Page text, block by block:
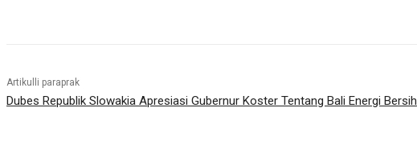
Artikulli paraprak
Dubes Republik Slowakia Apresiasi Gubernur Koster Tentang Bali Energi Bersih